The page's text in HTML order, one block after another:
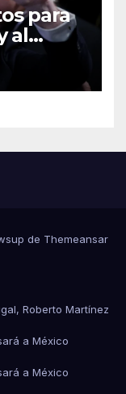
para
al
de Themeansar
Roberto Martínez
a México
a México